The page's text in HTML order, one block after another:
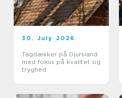
30. July 2026
Tagdækker på Djursland
med fokus på kvalitet og
tryghed